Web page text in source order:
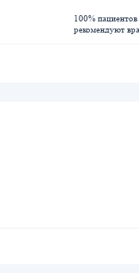
100% пациентов
рекомендуют